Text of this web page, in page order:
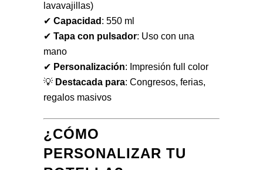
lavavajillas)
✔ Capacidad : 550 ml
✔ Tapa con pulsador: Uso con una
mano
✔ Personalización: Impresión full color
💡 Destacada para: Congresos, ferias,
regalos masivos
¿CÓMO
PERSONALIZAR TU